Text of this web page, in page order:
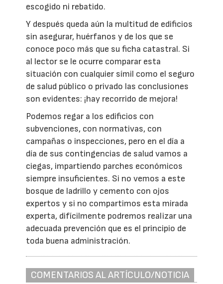
escogido ni rebatido.
Y después queda aún la multitud de edificios
sin asegurar, huérfanos y de los que se
conoce poco más que su ficha catastral. Si
al lector se le ocurre comparar esta
situación con cualquier símil como el seguro
de salud público o privado las conclusiones
son evidentes: ¡hay recorrido de mejora!
Podemos regar a los edificios con
subvenciones, con normativas, con
campañas o inspecciones, pero en el día a
día de sus contingencias de salud vamos a
ciegas, impartiendo parches económicos
siempre insuficientes. Si no vemos a este
bosque de ladrillo y cemento con ojos
expertos y si no compartimos esta mirada
experta, difícilmente podremos realizar una
adecuada prevención que es el principio de
toda buena administración.
COMENTARIOS AL ARTÍCULO/NOTICIA